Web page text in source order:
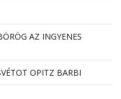
AZ INGYENES
OPITZ BARBI